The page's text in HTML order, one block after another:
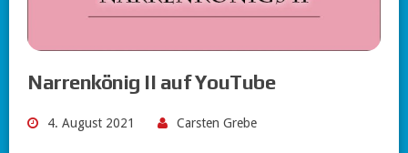
Narrenkönig II auf YouTube
4. August 2021 Carsten Grebe